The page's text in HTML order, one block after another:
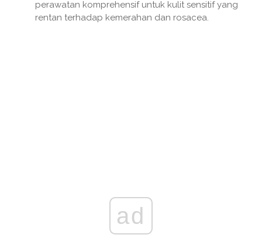
perawatan komprehensif untuk kulit sensitif yang
rentan terhadap kemerahan dan rosacea.
ad